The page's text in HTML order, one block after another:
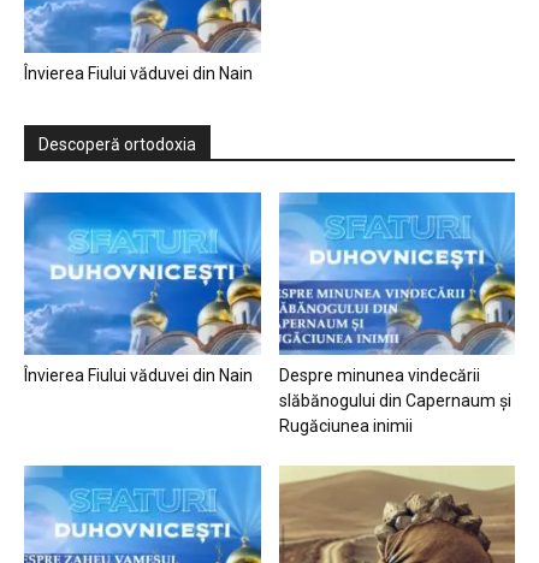
Învierea Fiului văduvei din Nain
Descoperă ortodoxia
Învierea Fiului văduvei din Nain
Despre minunea vindecării
slăbănogului din Capernaum și
Rugăciunea inimii